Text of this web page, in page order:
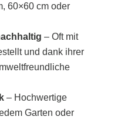
60×60 cm oder
– Oft mit
und dank ihrer
– Hochwertige
Garten oder